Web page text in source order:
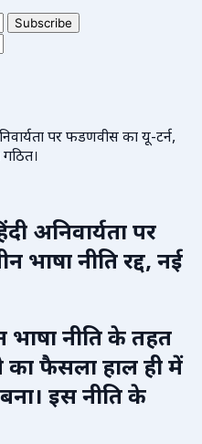
Subscribe
पर फडणवीस का यू-टर्न,
गठित।
अनिवार्यता पर
भाषा नीति रद्द, नई
भाषा नीति के तहत
का फैसला हाल ही में
इस नीति के